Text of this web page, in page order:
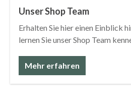
Unser Shop Team
Erhalten Sie hier einen Einblick
lernen Sie unser Shop Team
Mehr erfahren